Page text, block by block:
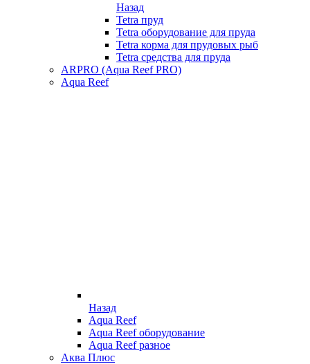
Назад
Tetra пруд
Tetra оборудование для пруда
Tetra корма для прудовых рыб
Tetra средства для пруда
ARPRO (Aqua Reef PRO)
Aqua Reef
Назад
Aqua Reef
Aqua Reef оборудование
Aqua Reef разное
Аква Плюс